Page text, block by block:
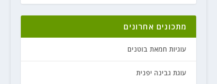
מתכונים אחרונים
עוגיות חמאת בוטנים
עוגת גבינה יפנית